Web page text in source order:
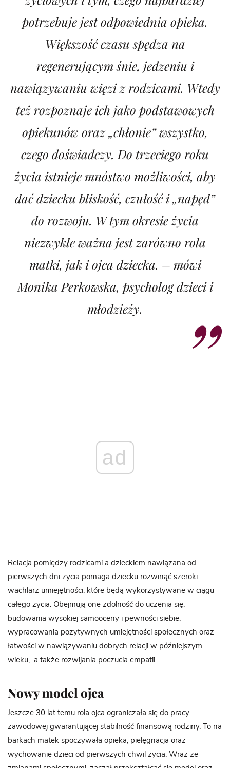
potrzebuje jest odpowiednia opieka.
Większość czasu spędza na
regenerującym śnie, jedzeniu i
nawiązywaniu więzi z rodzicami. Wtedy
też rozpoznaje ich jako podstawowych
opiekunów oraz „chłonie” wszystko,
czego doświadczy. Do trzeciego roku
życia istnieje mnóstwo możliwości, aby
dać dziecku bliskość, czułość i „napęd”
do rozwoju. W tym okresie życia
niezwykle ważna jest zarówno rola
matki, jak i ojca dziecka. – mówi
Monika Perkowska, psycholog dzieci i
młodzieży.
ad
Relacja pomiędzy rodzicami a dzieckiem nawiązana od
pierwszych dni życia pomaga dziecku rozwinąć szeroki
wachlarz umiejętności, które będą wykorzystywane w ciągu
całego życia. Obejmują one zdolność do uczenia się,
budowania wysokiej samooceny i pewności siebie,
wypracowania pozytywnych umiejętności społecznych oraz
łatwości w nawiązywaniu dobrych relacji w późniejszym
wieku, a także rozwijania poczucia empatii.
Nowy model ojca
Jeszcze 30 lat temu rola ojca ograniczała się do pracy
zawodowej gwarantującej stabilność finansową rodziny. To na
barkach matek spoczywała opieka, pielęgnacja oraz
wychowanie dzieci od pierwszych chwil życia. Wraz ze